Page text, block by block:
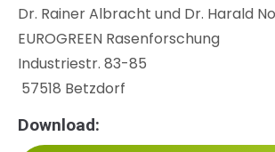
Dr. Rainer Albracht und Dr. Harald
EUROGREEN Rasenforschung
Industriestr. 83-85
57518 Betzdorf
Download: